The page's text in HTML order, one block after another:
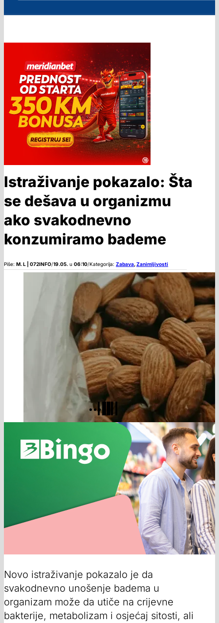
Istraživanje pokazalo: Šta
se dešava u organizmu
ako svakodnevno
konzumiramo bademe
Piše: M. L | 072INFO/19.05. u 06:10/Kategorija: Zabava,Zanimljivosti
Novo istraživanje pokazalo je da
svakodnevno unošenje badema u
organizam može da utiče na crijevne
bakterije, metabolizam i osjećaj sitosti, ali